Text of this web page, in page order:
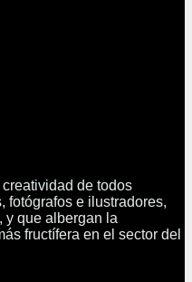
de todos
fotógrafos e ilustradores,
y que albergan la
fructífera en el sector del